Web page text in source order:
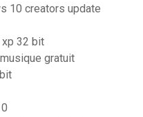
10 creators update
xp 32 bit
gratuit